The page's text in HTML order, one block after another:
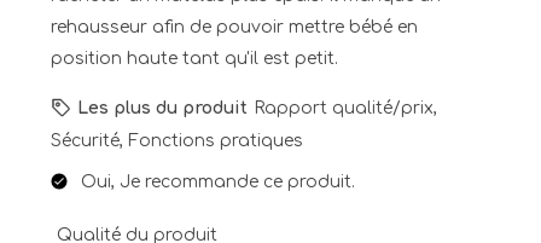
rehausseur afin de pouvoir mettre bébé en
position haute tant qu'il est petit.
Les plus du produit Rapport qualité/prix,
Sécurité, Fonctions pratiques
Oui, Je recommande ce produit.
Qualité du produit